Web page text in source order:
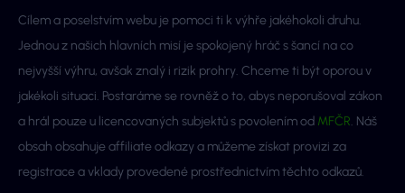
Cílem a poselstvím webu je pomoci ti k výhře jakéhokoli druhu.
Jednou z našich hlavních misí je spokojený hráč s šancí na co
nejvyšší výhru, avšak znalý i rizik prohry. Chceme ti být oporou v
jakékoli situaci. Postaráme se rovněž o to, abys neporušoval zákon
a hrál pouze u licencovaných subjektů s povolením od MFČR. Náš
obsah obsahuje affiliate odkazy a můžeme získat provizi za
registrace a vklady provedené prostřednictvím těchto odkazů.